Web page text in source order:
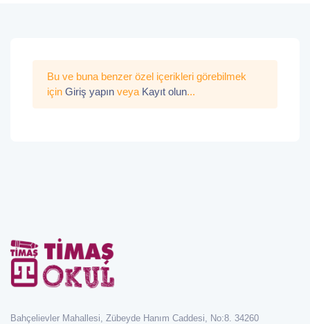
Bu ve buna benzer özel içerikleri görebilmek
için Giriş yapın veya Kayıt olun...
Bahçelievler Mahallesi, Zübeyde Hanım Caddesi, No:8. 34260